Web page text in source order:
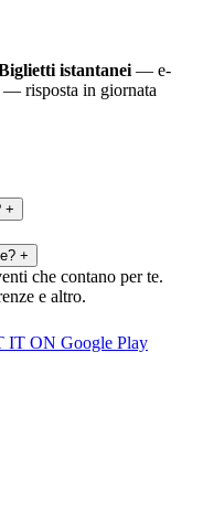
istantanei — e-
— risposta in giornata
+
+
che contano per te.
e altro.
IT ON Google Play